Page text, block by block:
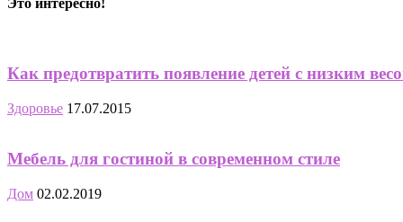
Это интересно!
Как предотвратить появление детей с низким
Здоровье 17.07.2015
Мебель для гостиной в современном стиле
Дом 02.02.2019